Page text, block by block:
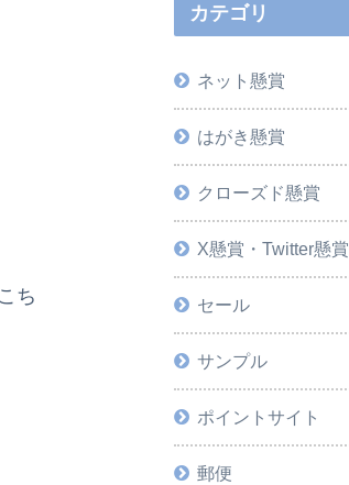
ち
カテゴリ
ネット懸賞
はがき懸賞
クローズド懸賞
X懸賞・Twitter懸賞
セール
サンプル
ポイントサイト
郵便